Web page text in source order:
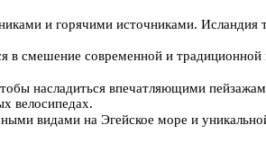
и горячими источниками.
в смешение современной и
насладиться впечатляющими
велосипедах.
видами на Эгейское море и